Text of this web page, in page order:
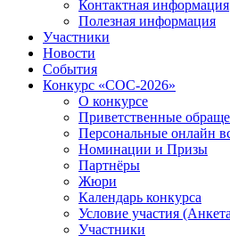
Контактная информация
Полезная информация
Участники
Новости
События
Конкурс «СОС-2026»
О конкурсе
Приветственные
Персональные онлайн
Номинации и Призы
Партнёры
Жюри
Календарь конкурса
Условие участия
Участники